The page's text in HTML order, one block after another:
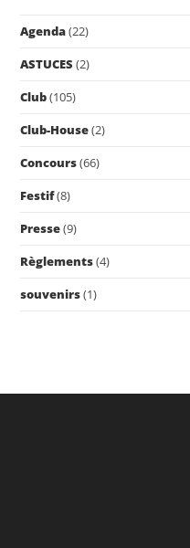
Agenda(22)
ASTUCES (2)
Club(105)
Club-House(2)
Concours(66)
Festif(8)
Presse(9)
Règlements(4)
souvenirs(1)